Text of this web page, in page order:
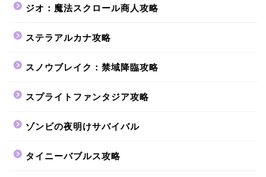
ジオ：魔法スクロール商人攻略
ステラアルカナ攻略
スノウブレイク：禁域降臨攻略
スプライトファンタジア攻略
ゾンビの夜明けサバイバル
タイニーバブルス攻略